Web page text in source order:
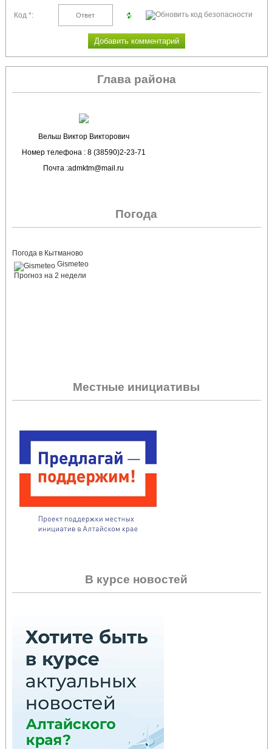
Код *:
Глава района
Вельш Виктор Викторович
Номер телефона : 8 (38590)2-23-71
Почта :admktm@mail.ru
Погода
Погода в Кытманово
Gismeteo
Прогноз на 2 недели
Местные инициативы
В курсе новостей